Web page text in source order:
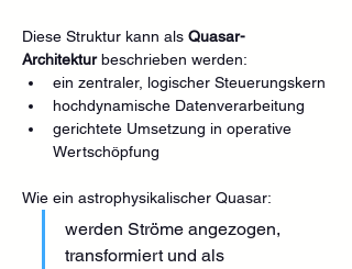
Diese Struktur kann als Quasar-
Architektur beschrieben werden:
ein zentraler, logischer Steuerungskern
hochdynamische Datenverarbeitung
gerichtete Umsetzung in operative
Wertschöpfung
Wie ein astrophysikalischer Quasar:
werden Ströme angezogen,
transformiert und als